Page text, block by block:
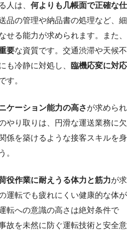
人は、 何よりも几帳面で正確な仕
品の管理や納品書の処理など、細
せる能力が求められます。また、
要な資質です。交通渋滞や天候不
も冷静に対処し、
臨機応変に対応
す。
ケーション能力の高さが求められ
やり取りは、円滑な運送業務に欠
係を築けるような接客スキルを身
。
役作業に耐えうる体力と筋力が求
運転でも疲れにくい健康的な体が
転への意識の高さは絶対条件で
故を未然に防ぐ運転技術と安全意